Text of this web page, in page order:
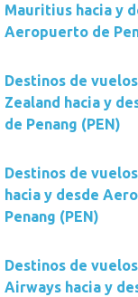
Mauritius hacia y
Aeropuerto de
Destinos de
Zealand hacia y
de Penang (PEN)
Destinos de
hacia y desde
Penang (PEN)
Destinos de
Airways hacia y